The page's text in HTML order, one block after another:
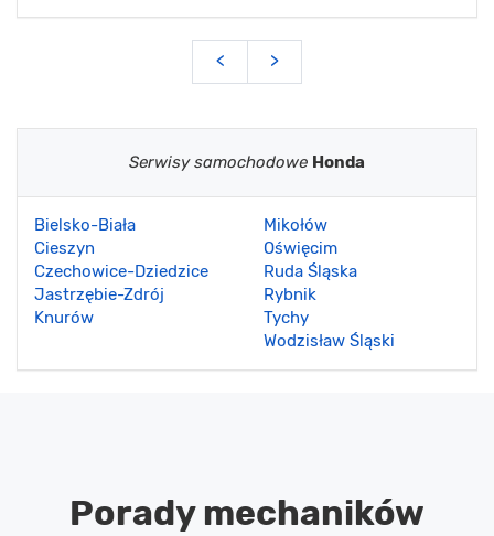
< >
Serwisy samochodowe Honda
Bielsko-Biała
Cieszyn
Czechowice-Dziedzice
Jastrzębie-Zdrój
Knurów
Mikołów
Oświęcim
Ruda Śląska
Rybnik
Tychy
Wodzisław Śląski
Porady mechaników